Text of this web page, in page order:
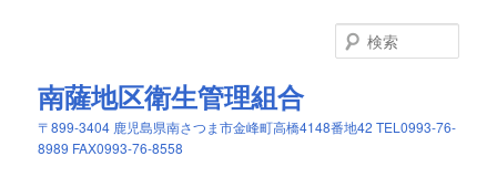
南薩地区衛生管理組合
〒899-3404 鹿児島県南さつま市金峰町高橋4148番地42 TEL0993-76-
8989 FAX0993-76-8558
索